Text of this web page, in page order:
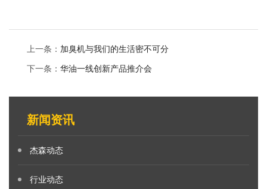
上一条： 加臭机与我们的生活密不可分
下一条： 华油一线创新产品推介会
新闻资讯
杰森动态
行业动态